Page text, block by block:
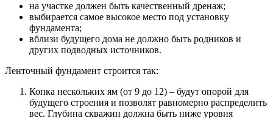
на участке должен быть качественный дренаж;
выбирается самое высокое место под установку
фундамента;
вблизи будущего дома не должно быть родников и
других подводных источников.
Ленточный фундамент строится так:
Копка нескольких ям (от 9 до 12) – будут опорой для
будущего строения и позволят равномерно распределить
вес. Глубина скважин должна быть ниже уровня